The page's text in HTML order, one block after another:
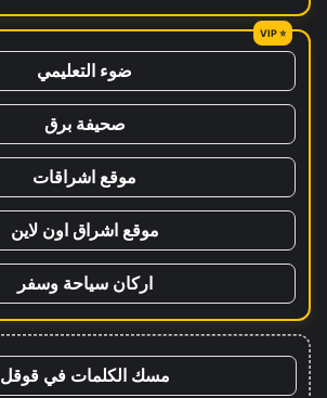
ضوء التعليمي
صحيفة برق
موقع اشراقات
موقع اشراق اون لاين
اركان سياحة وسفر
مسك الكلمات في قوقل